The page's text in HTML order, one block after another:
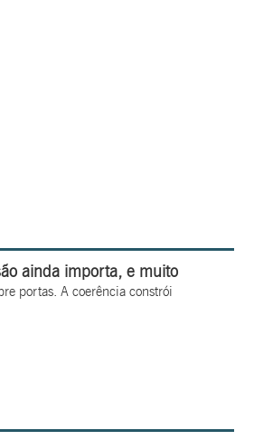
ainda importa, e muito
portas. A coerência constrói